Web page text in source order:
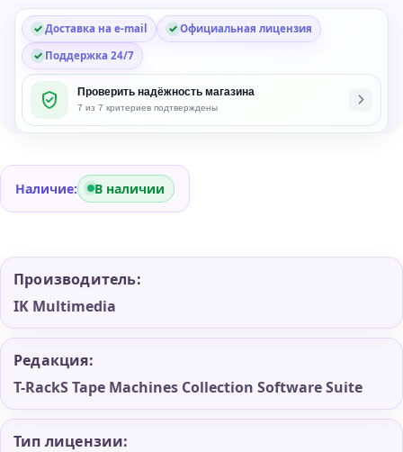
Collection
Software
Доставка на e-mail
Официальная лицензия
Поддержка 24/7
Проверить надёжность магазина
7 из 7 критериев подтверждены
Наличие: В наличии
Производитель:
IK Multimedia
Редакция:
T-RackS Tape Machines Collection Software Suite
Тип лицензии: